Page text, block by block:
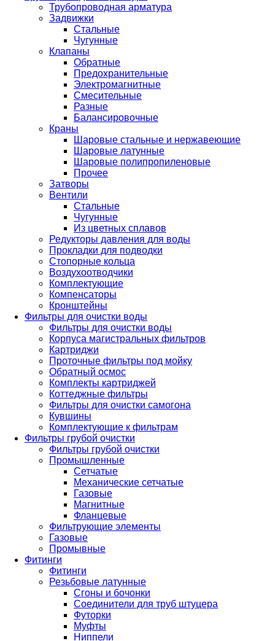
Трубопроводная арматура
Задвижки
Стальные
Чугунные
Клапаны
Обратные
Предохранительные
Электромагнитные
Смесительные
Разные
Балансировочные
Краны
Шаровые стальные и нержавеющие
Шаровые латунные
Шаровые полипропиленовые
Прочее
Затворы
Вентили
Стальные
Чугунные
Из цветных сплавов
Редукторы давления для воды
Прокладки для подводки
Стопорные кольца
Воздухоотводчики
Комплектующие
Компенсаторы
Кронштейны
Фильтры для очистки воды
Фильтры для очистки воды
Корпуса магистральных фильтров
Картриджи
Проточные фильтры под мойку
Обратный осмос
Комплекты картриджей
Коттеджные фильтры
Фильтры для очистки самогона
Кувшины
Комплектующие к фильтрам
Фильтры грубой очистки
Фильтры грубой очистки
Промышленные
Сетчатые
Механические сетчатые
Газовые
Магнитные
Фланцевые
Фильтрующие элементы
Газовые
Промывные
Фитинги
Фитинги
Резьбовые латунные
Сгоны и бочонки
Соединители для труб штуцера
Футорки
Муфты
Ниппели